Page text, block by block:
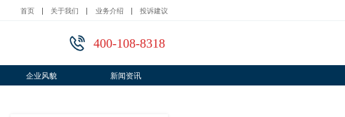
首页 关于我们 业务介绍 投诉建议
400-108-8318
企业风貌 新闻资讯